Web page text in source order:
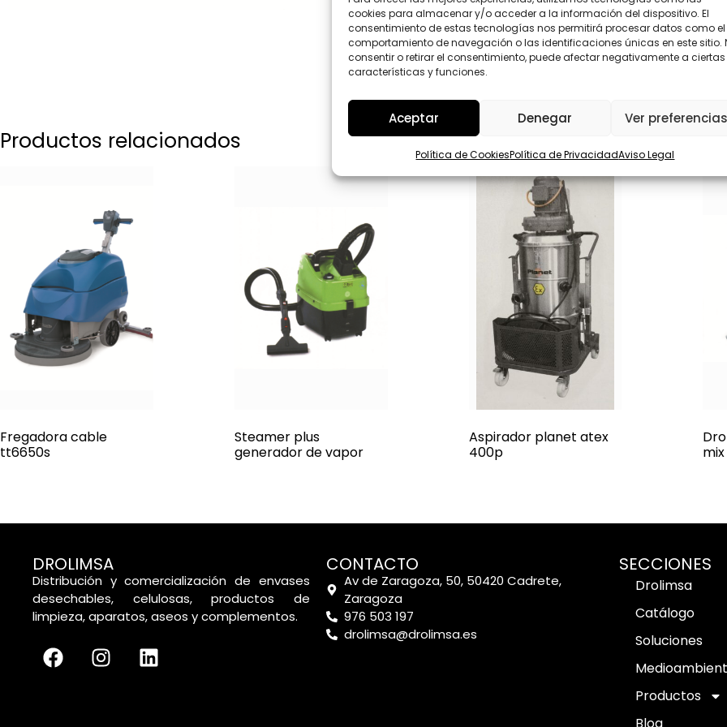
cookies para almacenar y/o acceder a la información del dispositivo. El
consentimiento de estas tecnologías nos permitirá procesar datos como el
comportamiento de navegación o las identificaciones únicas en este sitio.
consentir o retirar el consentimiento, puede afectar negativamente a ciertas
características y funciones.
Aceptar Denegar Ver
Política de CookiesPolítica de PrivacidadAviso Legal
P
D
*
Enviar
Productos relacionados
Fregadora cable
tt6650s
Steamer plus
generador de vapor
Aspirador planet atex
400p
mix
DROLIMSA
Distribución y comercialización de envases
desechables, celulosas, productos de
limpieza, aparatos, aseos y complementos.
CONTACTO
Av de Zaragoza, 50, 50420 Cadrete,
Zaragoza
976 503 197
drolimsa@drolimsa.es
SECCIONES
Drolimsa
Catálogo
Soluciones
Productos